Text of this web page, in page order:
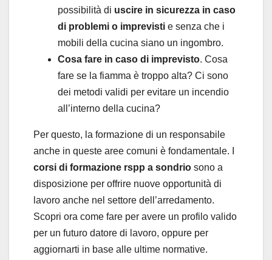
possibilità di uscire in sicurezza in caso
di problemi o imprevisti e senza che i
mobili della cucina siano un ingombro.
Cosa fare in caso di imprevisto. Cosa
fare se la fiamma è troppo alta? Ci sono
dei metodi validi per evitare un incendio
all’interno della cucina?
Per questo, la formazione di un responsabile
anche in queste aree comuni è fondamentale. I
corsi di formazione rspp a sondrio sono a
disposizione per offrire nuove opportunità di
lavoro anche nel settore dell’arredamento.
Scopri ora come fare per avere un profilo valido
per un futuro datore di lavoro, oppure per
aggiornarti in base alle ultime normative.